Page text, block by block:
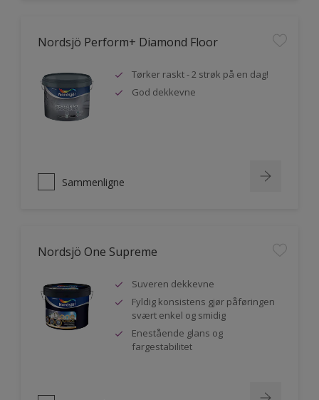
Nordsjö Perform+ Diamond Floor
Tørker raskt - 2 strøk på en dag!
God dekkevne
Sammenligne
Nordsjö One Supreme
Suveren dekkevne
Fyldig konsistens gjør påføringen
svært enkel og smidig
Enestående glans og
fargestabilitet